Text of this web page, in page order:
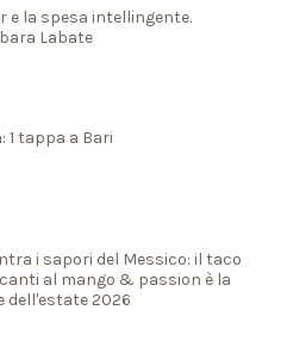
e la spesa intellingente.
Labate
1 tappa a Bari
i sapori del Messico: il taco
al mango & passion è la
2026